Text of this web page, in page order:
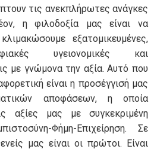
τις ανεκπλήρωτες ανάγκες
η φιλοδοξία μας είναι να
εξατομικευμένες,
υγειονομικές και
με γνώμονα την αξία. Αυτό που
είναι η προσέγγισή μας
αποφάσεων, η οποία
αξίες μας με συγκεκριμένη
Φήμη-Επιχείρηση. Σε
μας είναι οι πρώτοι. Είναι